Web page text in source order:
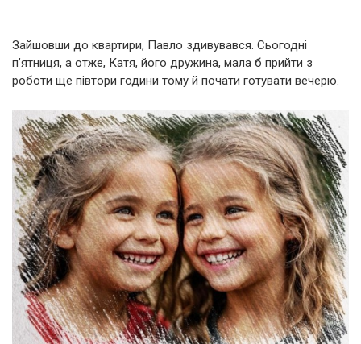
Зайшовши до квартири, Павло здивувався. Сьогодні
п’ятниця, а отже, Катя, його дружина, мала б прийти з
роботи ще півтори години тому й почати готувати вечерю.